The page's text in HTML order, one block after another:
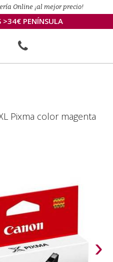
Online ¡al mejor precio!
>34€ PENÍNSULA
Pixma color magenta
›